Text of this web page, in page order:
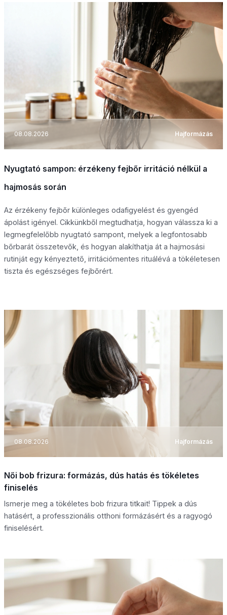
08.08.2026 Hajformázás
Nyugtató sampon: érzékeny fejbőr irritáció nélkül a
hajmosás során
Az érzékeny fejbőr különleges odafigyelést és gyengéd
ápolást igényel. Cikkünkből megtudhatja, hogyan válassza ki a
legmegfelelőbb nyugtató sampont, melyek a legfontosabb
bőrbarát összetevők, és hogyan alakíthatja át a hajmosási
rutinját egy kényeztető, irritációmentes rituálévá a tökéletesen
tiszta és egészséges fejbőrért.
08.08.2026 Hajformázás
Női bob frizura: formázás, dús hatás és tökéletes
finiselés
Ismerje meg a tökéletes bob frizura titkait! Tippek a dús
hatásért, a professzionális otthoni formázásért és a ragyogó
finiselésért.